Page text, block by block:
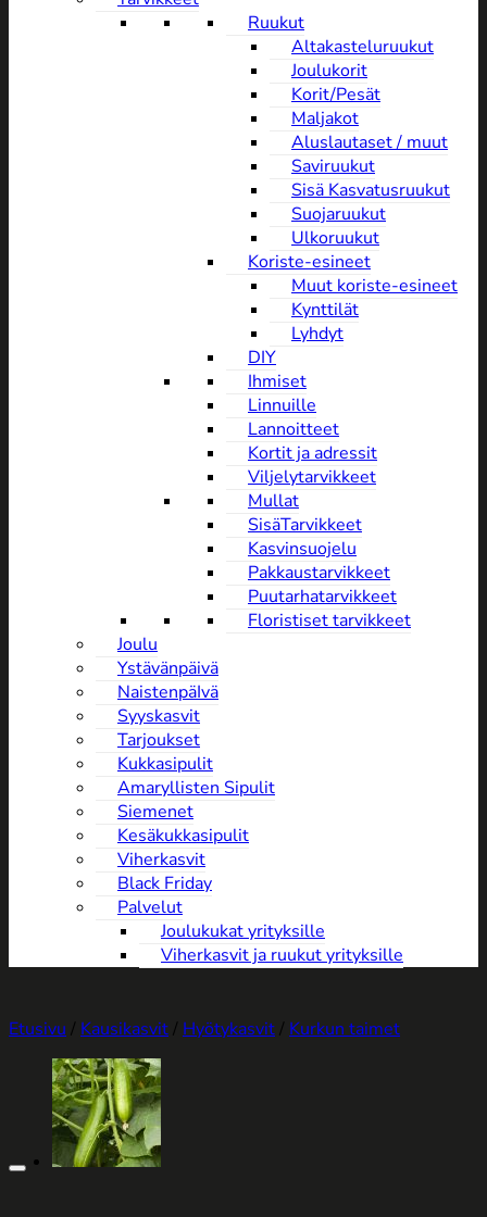
Ruukut
Altakasteluruukut
Joulukorit
Korit/Pesät
Maljakot
Aluslautaset / muut
Saviruukut
Sisä Kasvatusruukut
Suojaruukut
Ulkoruukut
Koriste-esineet
Muut koriste-esineet
Kynttilät
Lyhdyt
DIY
Ihmiset
Linnuille
Lannoitteet
Kortit ja adressit
Viljelytarvikkeet
Mullat
SisäTarvikkeet
Kasvinsuojelu
Pakkaustarvikkeet
Puutarhatarvikkeet
Floristiset tarvikkeet
Joulu
Ystävänpäivä
NaistenpäIvä
Syyskasvit
Tarjoukset
Kukkasipulit
Amaryllisten Sipulit
Siemenet
Kesäkukkasipulit
Viherkasvit
Black Friday
Palvelut
Joulukukat yrityksille
Viherkasvit ja ruukut yrityksille
Etusivu / Kausikasvit/ Hyötykasvit/ Kurkun taimet